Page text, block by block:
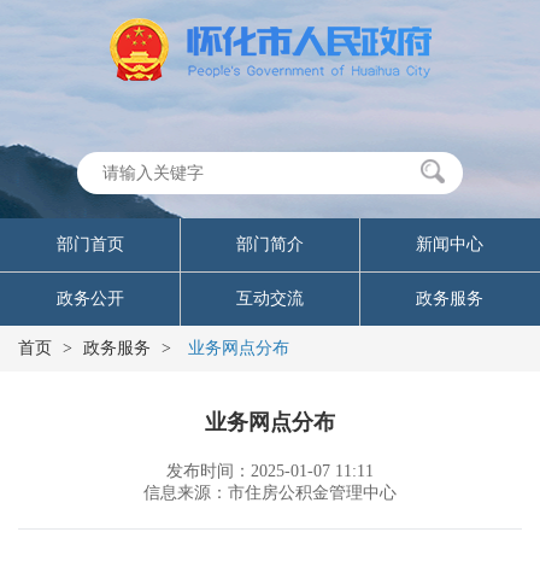
部门首页 部门简介 新闻中心
政务公开 互动交流 政务服务
首页 > 政务服务 > 业务网点分布
业务网点分布
发布时间：2025-01-07 11:11
信息来源：市住房公积金管理中心